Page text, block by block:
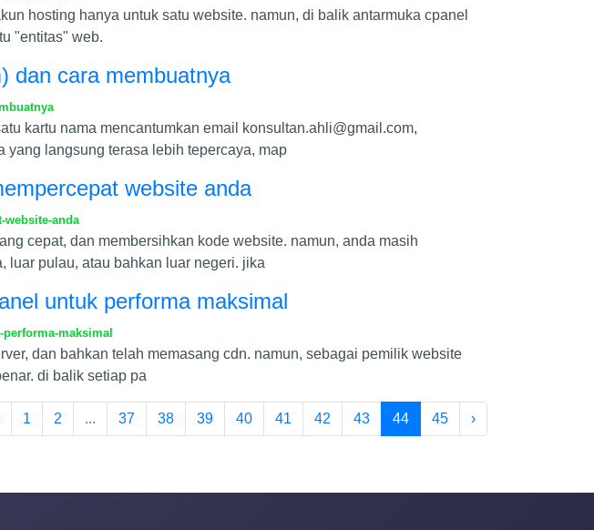
hosting hanya untuk satu website. namun, di balik antarmuka cpanel
"entitas" web.
) dan cara membuatnya
kartu nama mencantumkan email konsultan.ahli@gmail.com,
yang langsung terasa lebih tepercaya, map
website anda
website-anda
cepat, dan membersihkan kode website. namun, anda masih
luar pulau, atau bahkan luar negeri. jika
untuk performa maksimal
maksimal
dan bahkan telah memasang cdn. namun, sebagai pemilik website
di balik setiap pa
1 2 ... 37 38 39 40 41 42 43 44 45 ›